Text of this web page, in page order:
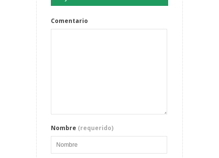
Comentario
Nombre (requerido)